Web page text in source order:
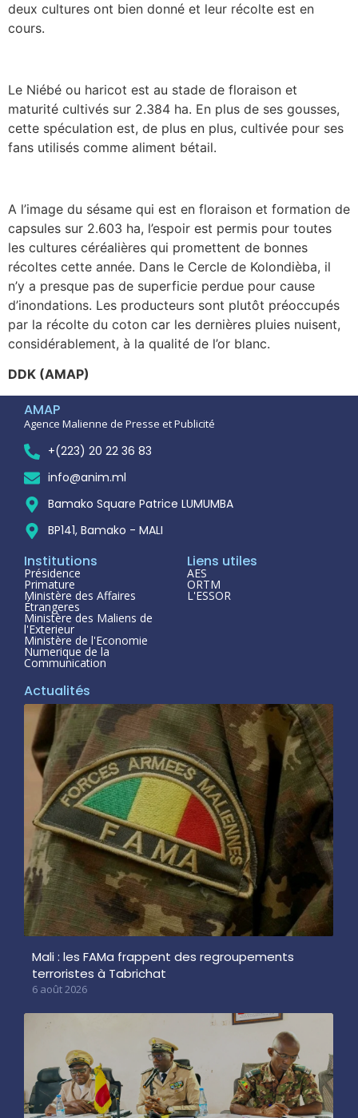
deux cultures ont bien donné et leur récolte est en
cours.
Le Niébé ou haricot est au stade de floraison et
maturité cultivés sur 2.384 ha. En plus de ses gousses,
cette spéculation est, de plus en plus, cultivée pour ses
fans utilisés comme aliment bétail.
A l’image du sésame qui est en floraison et formation de
capsules sur 2.603 ha, l’espoir est permis pour toutes
les cultures céréalières qui promettent de bonnes
récoltes cette année. Dans le Cercle de Kolondièba, il
n’y a presque pas de superficie perdue pour cause
d’inondations. Les producteurs sont plutôt préoccupés
par la récolte du coton car les dernières pluies nuisent,
considérablement, à la qualité de l’or blanc.
DDK (AMAP)
AMAP
Agence Malienne de Presse et Publicité
+(223) 20 22 36 83
info@anim.ml
Bamako Square Patrice LUMUMBA
BP141, Bamako - MALI
Institutions
Présidence
Primature
Ministère des Affaires
Étrangeres
Ministère des Maliens de
l'Exterieur
Ministère de l'Economie
Numerique de la
Communication
Liens utiles
AES
ORTM
L'ESSOR
Actualités
Mali : les FAMa frappent des regroupements
terroristes à Tabrichat
6 août 2026